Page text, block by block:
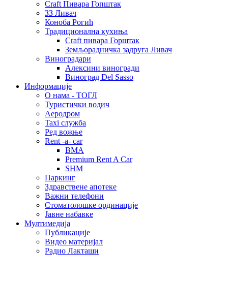
Craft Пивара Гопштак
ЗЗ Ливач
Коноба Рогић
Традиционална кухиња
Craft пивара Горштак
Земљорадничка задруга Ливач
Виноградари
Алексини виногради
Виноград Del Sasso
Информације
О нама - ТОГЛ
Туристички водич
Аеродром
Taxi служба
Ред вожње
Rent -a- car
BMA
Premium Rent A Car
SHM
Паркинг
Здравствене апотеке
Важни телефони
Стоматолошке ординације
Јавне набавке
Мултимедија
Публикације
Видео материјал
Радио Лакташи